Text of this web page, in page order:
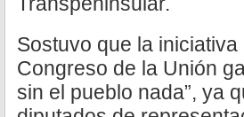
Sostuvo que la
Congreso de la Unión
sin el pueblo nada”, ya